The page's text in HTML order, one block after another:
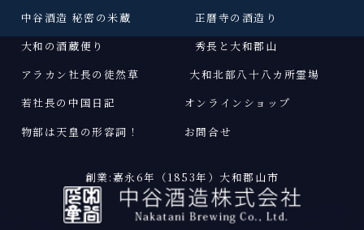
中谷酒造 秘密の米蔵
大和の酒蔵便り
アラカン社長の徒然草
若社長の中国日記
物部は天皇の形容詞 ！
正暦寺の酒造り
秀長と大和郡山
大和北部八十八カ所霊場
オンラインショップ
お問合せ
創業:嘉永6年（1853年）大和郡山市